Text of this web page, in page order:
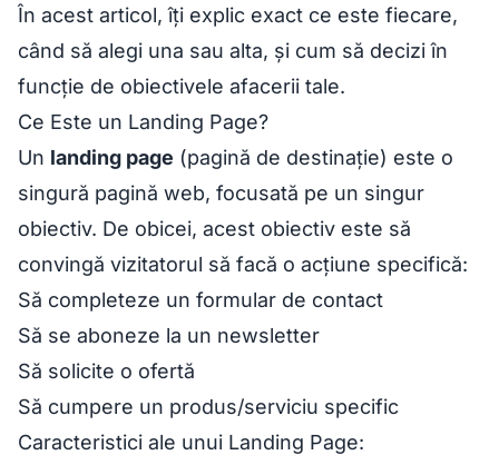
În acest articol, îți explic exact ce este fiecare,
când să alegi una sau alta, și cum să decizi în
funcție de obiectivele afacerii tale.
Ce Este un Landing Page?
Un landing page (pagină de destinație) este o
singură pagină web, focusată pe un singur
obiectiv. De obicei, acest obiectiv este să
convingă vizitatorul să facă o acțiune specifică:
Să completeze un formular de contact
Să se aboneze la un newsletter
Să solicite o ofertă
Să cumpere un produs/serviciu specific
Caracteristici ale unui Landing Page: